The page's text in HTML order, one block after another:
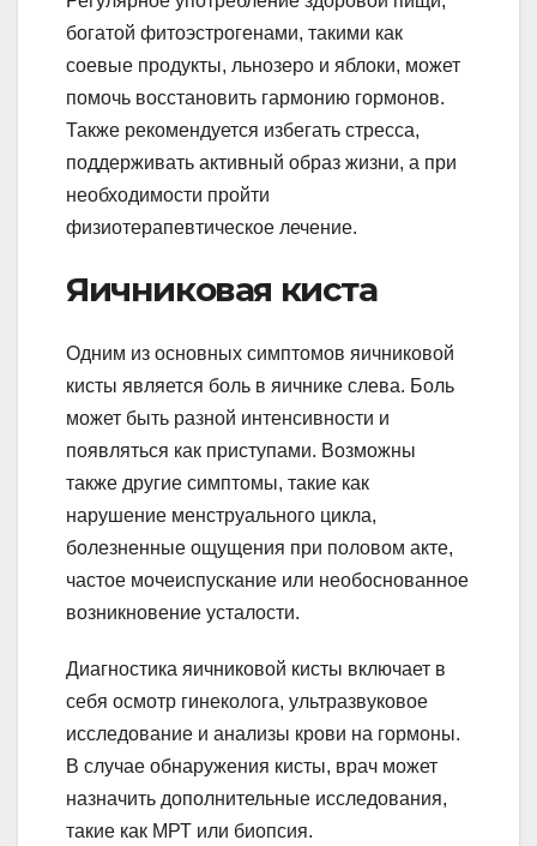
богатой фитоэстрогенами, такими как
соевые продукты, льнозеро и яблоки, может
помочь восстановить гармонию гормонов.
Также рекомендуется избегать стресса,
поддерживать активный образ жизни, а при
необходимости пройти
физиотерапевтическое лечение.
Яичниковая киста
Одним из основных симптомов яичниковой
кисты является боль в яичнике слева. Боль
может быть разной интенсивности и
появляться как приступами. Возможны
также другие симптомы, такие как
нарушение менструального цикла,
болезненные ощущения при половом акте,
частое мочеиспускание или необоснованное
возникновение усталости.
Диагностика яичниковой кисты включает в
себя осмотр гинеколога, ультразвуковое
исследование и анализы крови на гормоны.
В случае обнаружения кисты, врач может
назначить дополнительные исследования,
такие как МРТ или биопсия.